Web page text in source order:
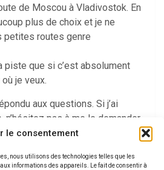
le consentement
nous utilisons des technologies telles que les
informations des appareils. Le fait de consentir à
de Moscou à Vladivostok. En
plus de choix et je ne
petites routes genre
piste que si c’est absolument
je veux.
aux questions. Si j’ai
pas à me le demander.